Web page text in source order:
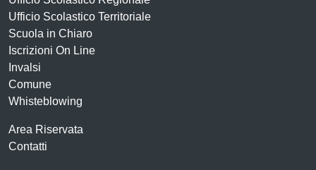
Ufficio Scolastico Territoriale
Scuola in Chiaro
Iscrizioni On Line
Invalsi
Comune
Whisteblowing
Area Riservata
Contatti